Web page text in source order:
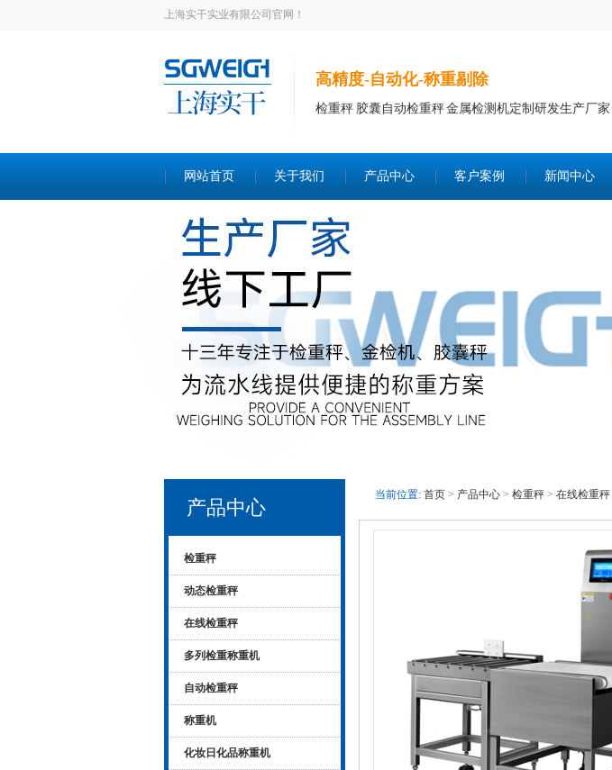
上海实干实业有限公司官网！
高精度-自动化-称重剔除
检重秤 胶囊自动检重秤 金属检测机定制研发生产厂家
网站首页 关于我们 产品中心 客户案例 新闻中心
产品中心
检重秤
动态检重秤
在线检重秤
多列检重称重机
自动检重秤
称重机
化妆日化品称重机
当前位置: 首页 > 产品中心 > 检重秤 > 在线检重秤